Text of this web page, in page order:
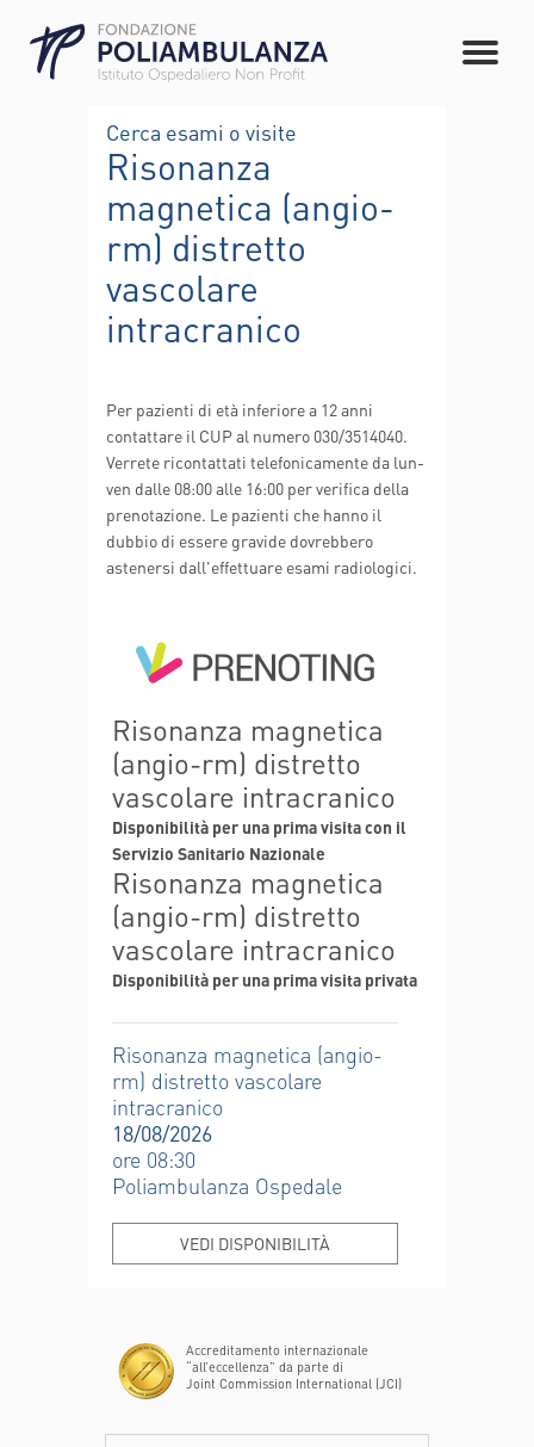
Cerca esami o visite
Risonanza
magnetica (angio-
rm) distretto
vascolare
intracranico
Per pazienti di età inferiore a 12 anni
contattare il CUP al numero 030/3514040.
Verrete ricontattati telefonicamente da lun-
ven dalle 08:00 alle 16:00 per verifica della
prenotazione. Le pazienti che hanno il
dubbio di essere gravide dovrebbero
astenersi dall'effettuare esami radiologici.
Risonanza magnetica
(angio-rm) distretto
vascolare intracranico
Disponibilità per una prima visita con il
Servizio Sanitario Nazionale
Risonanza magnetica
(angio-rm) distretto
vascolare intracranico
Disponibilità per una prima visita privata
Risonanza magnetica (angio-
rm) distretto vascolare
intracranico
18/08/2026
ore 08:30
Poliambulanza Ospedale
VEDI DISPONIBILITÀ
Accreditamento internazionale
“all’eccellenza” da parte di
Joint Commission International (JCI)